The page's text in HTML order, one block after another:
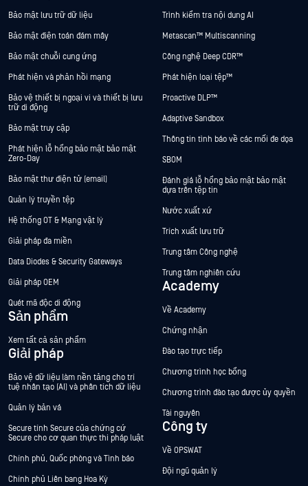
Bảo mật lưu trữ dữ liệu
Bảo mật điện toán đám mây
Bảo mật chuỗi cung ứng
Phát hiện và phản hồi mạng
Bảo vệ thiết bị ngoại vi và thiết bị lưu
trữ di động
Bảo mật truy cập
Phát hiện lỗ hổng bảo mật bảo mật
Zero-Day
Bảo mật thư điện tử (email)
Quản lý truyền tệp
Hệ thống OT & Mạng vật lý
Giải pháp đa miền
Data Diodes & Security Gateways
Giải pháp OEM
Quét mã độc di động
Sản phẩm
Xem tất cả sản phẩm
Giải pháp
Bảo vệ dữ liệu làm nền tảng cho trí
tuệ nhân tạo (AI) và phân tích dữ liệu
Quản lý bản vá
Secure tính Secure của chứng cứ
Secure cho cơ quan thực thi pháp luật
Chính phủ, Quốc phòng và Tình báo
Chính phủ Liên bang Hoa Kỳ
Trình kiểm tra nội dung AI
Metascan™ Multiscanning
Công nghệ Deep CDR™
Phát hiện loại tệp™
Proactive DLP™
Adaptive Sandbox
Thông tin tình báo về các mối đe dọa
SBOM
Đánh giá lỗ hổng bảo mật bảo mật
dựa trên tệp tin
Nước xuất xứ
Trích xuất lưu trữ
Trung tâm Công nghệ
Trung tâm nghiên cứu
Academy
Về Academy
Chứng nhận
Đào tạo trực tiếp
Chương trình học bổng
Chương trình đào tạo được ủy quyền
Tài nguyên
Công ty
Về OPSWAT
Đội ngũ quản lý